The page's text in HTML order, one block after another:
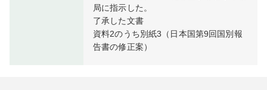
局に指示した。
了承した文書
資料2のうち別紙3（日本国第9回国別報
告書の修正案）